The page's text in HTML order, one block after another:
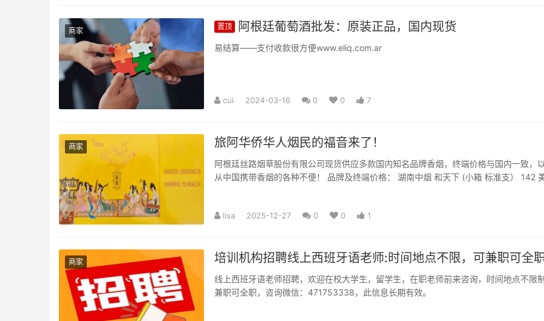
商家 置顶 阿根廷葡萄酒批发：原装正品，国内现货
易结算——支付收款很方便www.eliq.com.ar
cui 2024-03-16 0 0 7
商家 旅阿华侨华人烟民的福音来了！
阿根廷丝路烟草股份有限公司现货供应多款国内知名品牌香烟，终端价格与国内一致，
从中国携带香烟的各种不便！ 品牌及终端价格： 湖南中烟 和天下 (小箱 标准支） 142 美元/
lisa 2025-12-27 0 0 1
商家 培训机构招聘线上西班牙语老师:时间地点不限，可兼职可全
线上西班牙语老师招聘，欢迎在校大学生，留学生，在职老师前来咨询，时间地点不限
兼职可全职，咨询微信：471753338，此信息长期有效。